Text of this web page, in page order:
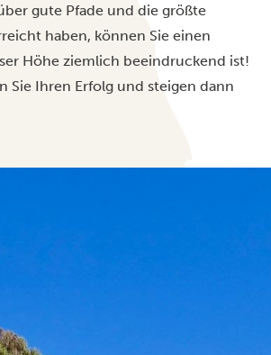
gute Pfade und die größte
haben, können Sie einen
Höhe ziemlich beeindruckend ist!
Sie Ihren Erfolg und steigen dann